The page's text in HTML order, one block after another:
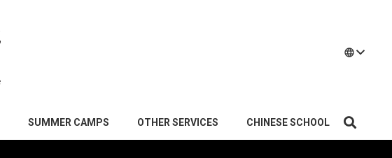
language
SUMMER CAMPS OTHER SERVICES CHINESE SCHOOL